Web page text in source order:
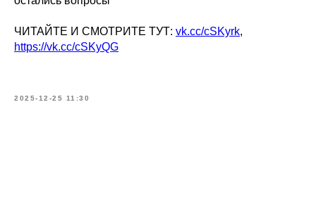
ЧИТАЙТЕ И СМОТРИТЕ ТУТ: vk.cc/cSKyrk,
https://vk.cc/cSKyQG
2025-12-25 11:30